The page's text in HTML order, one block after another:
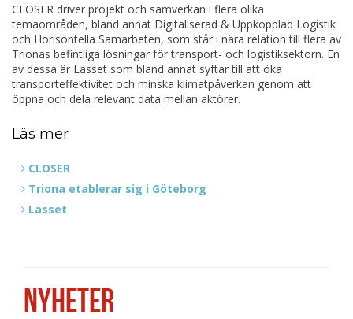
CLOSER driver projekt och samverkan i flera olika
temaområden, bland annat Digitaliserad & Uppkopplad Logistik
och Horisontella Samarbeten, som står i nära relation till flera av
Trionas befintliga lösningar för transport- och logistiksektorn. En
av dessa är Lasset som bland annat syftar till att öka
transporteffektivitet och minska klimatpåverkan genom att
öppna och dela relevant data mellan aktörer.
Läs mer
CLOSER
Triona etablerar sig i Göteborg
Lasset
NYHETER